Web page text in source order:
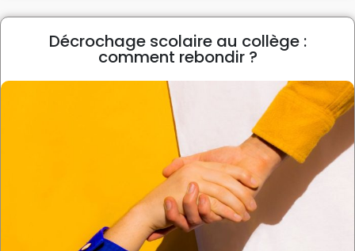
Décrochage scolaire au collège :
comment rebondir ?